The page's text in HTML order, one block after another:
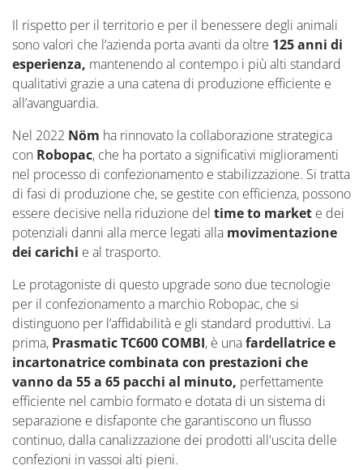
Il rispetto per il territorio e per il benessere degli animali
sono valori che l’azienda porta avanti da oltre 125 anni di
esperienza, mantenendo al contempo i più alti standard
qualitativi grazie a una catena di produzione efficiente e
all’avanguardia.
Nel 2022 Nöm ha rinnovato la collaborazione strategica
con Robopac, che ha portato a significativi miglioramenti
nel processo di confezionamento e stabilizzazione. Si tratta
di fasi di produzione che, se gestite con efficienza, possono
essere decisive nella riduzione del time to market e dei
potenziali danni alla merce legati alla movimentazione
dei carichi e al trasporto.
Le protagoniste di questo upgrade sono due tecnologie
per il confezionamento a marchio Robopac, che si
distinguono per l’affidabilità e gli standard produttivi. La
prima, Prasmatic TC600 COMBI, è unafardellatrice e
incartonatrice combinata con prestazioni che
vanno da 55 a 65 pacchi al minuto, perfettamente
efficiente nel cambio formato e dotata di un sistema di
separazione e disfaponte che garantiscono un flusso
continuo, dalla canalizzazione dei prodotti all'uscita delle
confezioni in vassoi alti pieni.